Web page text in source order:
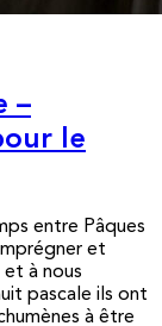
–
le
entre Pâques
et
et à nous
pascale ils ont
à être